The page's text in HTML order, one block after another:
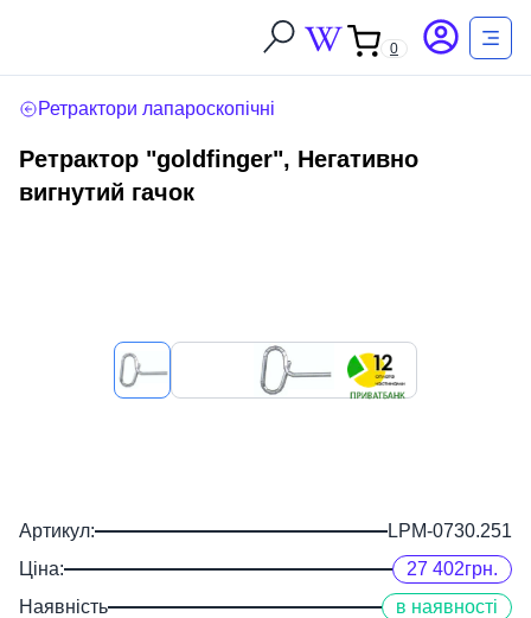
0
Ретрактори лапароскопічні
Ретрактор "goldfinger", Негативно
вигнутий гачок
Артикул:
LPM-0730.251
Ціна:
27 402грн.
Наявність
в наявності